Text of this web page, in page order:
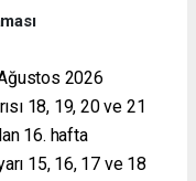
2026
18, 19, 20 ve 21
16. hafta
15, 16, 17 ve 18